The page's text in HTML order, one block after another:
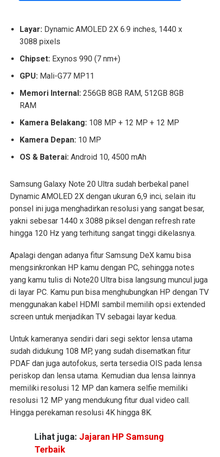
Layar: Dynamic AMOLED 2X 6.9 inches, 1440 x
3088 pixels
Chipset: Exynos 990 (7 nm+)
GPU: Mali-G77 MP11
Memori Internal: 256GB 8GB RAM, 512GB 8GB
RAM
Kamera Belakang: 108 MP + 12 MP + 12 MP
Kamera Depan: 10 MP
OS & Baterai: Android 10, 4500 mAh
Samsung Galaxy Note 20 Ultra sudah berbekal panel
Dynamic AMOLED 2X dengan ukuran 6,9 inci, selain itu
ponsel ini juga menghadirkan resolusi yang sangat besar,
yakni sebesar 1440 x 3088 piksel dengan refresh rate
hingga 120 Hz yang terhitung sangat tinggi dikelasnya.
Apalagi dengan adanya fitur Samsung DeX kamu bisa
mengsinkronkan HP kamu dengan PC, sehingga notes
yang kamu tulis di Note20 Ultra bisa langsung muncul juga
di layar PC. Kamu pun bisa menghubungkan HP dengan TV
menggunakan kabel HDMI sambil memilih opsi extended
screen untuk menjadikan TV sebagai layar kedua.
Untuk kameranya sendiri dari segi sektor lensa utama
sudah didukung 108 MP, yang sudah disematkan fitur
PDAF dan juga autofokus, serta tersedia OIS pada lensa
periskop dan lensa utama. Kemudian dua lensa lainnya
memiliki resolusi 12 MP dan kamera selfie memiliki
resolusi 12 MP yang mendukung fitur dual video call.
Hingga perekaman resolusi 4K hingga 8K.
Lihat juga: Jajaran HP Samsung
Terbaik